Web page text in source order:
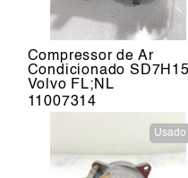
Compressor de Ar
Condicionado SD7H15
Volvo FL;NL
11007314
Usado